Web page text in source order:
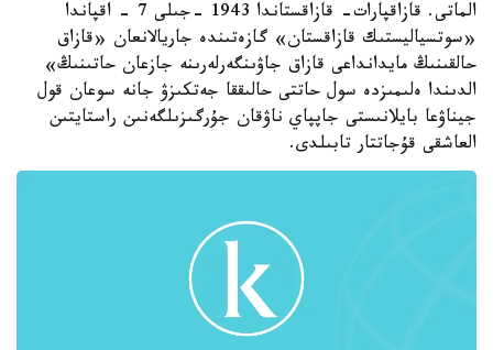
الماتى. قازاقپارات- قازاقستاندا 1943 -جىلى 7 - اقپاندا
«سوتسياليستىك قازاقستان» گازەتىندە جاريالانعان «قازاق
حالقىنىڭ مايدانداعى قازاق جاۋىنگەرلەرىنە جازعان حاتىنىڭ»
الدىندا ەلىمىزدە سول حاتتى حالىققا جەتكىزۋ جانە سوعان قول
جيناۋعا بايلانىستى جاپپاي ناۋقان جۇرگىزىلگەنىن راستايتىن
العاشقى قۇجاتتار تابىلدى.